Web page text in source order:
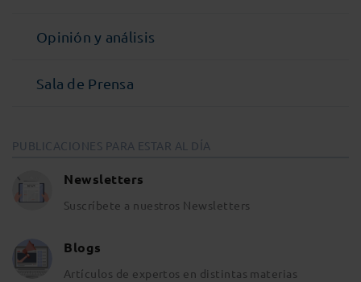
Opinión y análisis
Sala de Prensa
PUBLICACIONES PARA ESTAR AL DÍA
Newsletters
Suscríbete a nuestros Newsletters
Blogs
Artículos de expertos en distintas materias